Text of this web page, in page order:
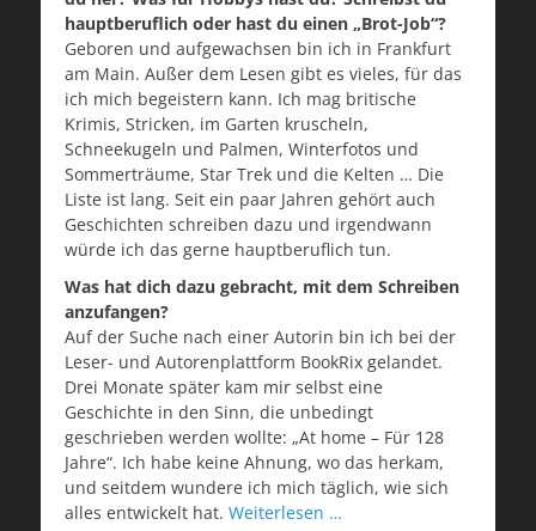
hauptberuflich oder hast du einen „Brot-Job“?
Geboren und aufgewachsen bin ich in Frankfurt
am Main. Außer dem Lesen gibt es vieles, für das
ich mich begeistern kann. Ich mag britische
Krimis, Stricken, im Garten kruscheln,
Schneekugeln und Palmen, Winterfotos und
Sommerträume, Star Trek und die Kelten … Die
Liste ist lang. Seit ein paar Jahren gehört auch
Geschichten schreiben dazu und irgendwann
würde ich das gerne hauptberuflich tun.
Was hat dich dazu gebracht, mit dem Schreiben
anzufangen?
Auf der Suche nach einer Autorin bin ich bei der
Leser- und Autorenplattform BookRix gelandet.
Drei Monate später kam mir selbst eine
Geschichte in den Sinn, die unbedingt
geschrieben werden wollte: „At home – Für 128
Jahre“. Ich habe keine Ahnung, wo das herkam,
und seitdem wundere ich mich täglich, wie sich
alles entwickelt hat. Weiterlesen …